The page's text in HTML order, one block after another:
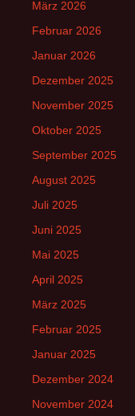
März 2026
Februar 2026
Januar 2026
Dezember 2025
November 2025
Oktober 2025
September 2025
August 2025
Juli 2025
Juni 2025
Mai 2025
April 2025
März 2025
Februar 2025
Januar 2025
Dezember 2024
November 2024